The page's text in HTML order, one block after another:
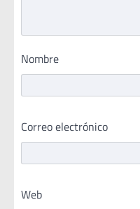
Nombre
Correo electrónico
Web